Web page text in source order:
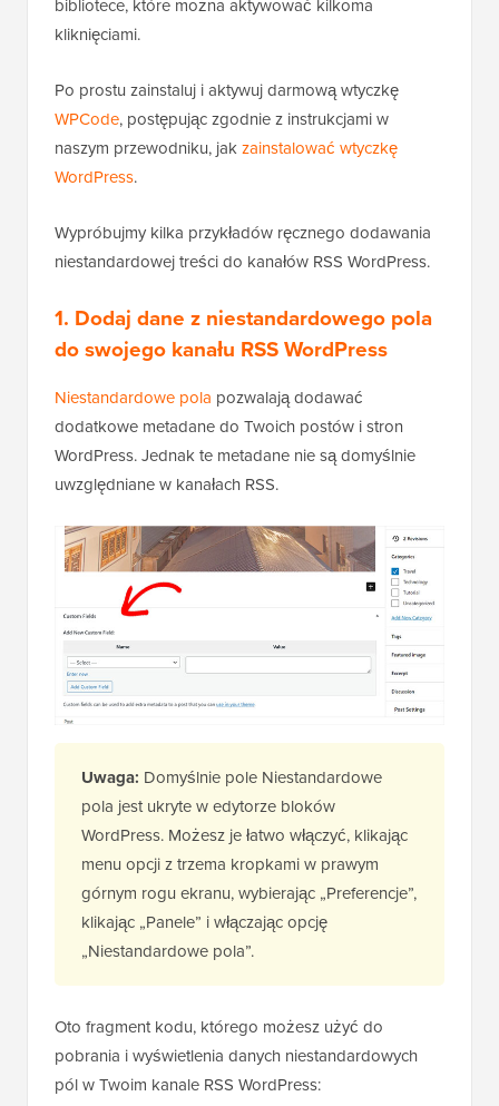
bibliotece, które można aktywować kilkoma
kliknięciami.
Po prostu zainstaluj i aktywuj darmową wtyczkę
WPCode, postępując zgodnie z instrukcjami w
naszym przewodniku, jakzainstalować wtyczkę
WordPress.
Wypróbujmy kilka przykładów ręcznego dodawania
niestandardowej treści do kanałów RSS WordPress.
1. Dodaj dane z niestandardowego pola
do swojego kanału RSS WordPress
Niestandardowe pola pozwalają dodawać
dodatkowe metadane do Twoich postów i stron
WordPress. Jednak te metadane nie są domyślnie
uwzględniane w kanałach RSS.
Uwaga: Domyślnie pole Niestandardowe
pola jest ukryte w edytorze bloków
WordPress. Możesz je łatwo włączyć, klikając
menu opcji z trzema kropkami w prawym
górnym rogu ekranu, wybierając „Preferencje”,
klikając „Panele” i włączając opcję
„Niestandardowe pola”.
Oto fragment kodu, którego możesz użyć do
pobrania i wyświetlenia danych niestandardowych
pól w Twoim kanale RSS WordPress: